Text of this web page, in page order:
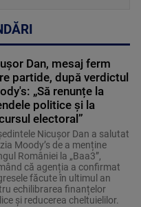
Dan, mesaj ferm
partide, după verdictul
„Să renunțe la
politice şi la
electoral”
Nicușor Dan a salutat
Moody’s de a menține
României la „Baa3”,
că agenția a confirmat
făcute în ultimul an
echilibrarea finanțelor
și reducerea cheltuielilor.